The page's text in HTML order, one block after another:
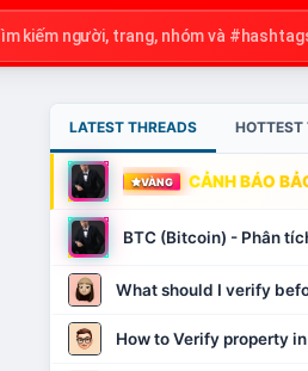
LATEST THREADS HOTTEST
VÀNG CẢNH BÁO
BTC (Bitcoin) - Phân
What should I verify
How to Verify property